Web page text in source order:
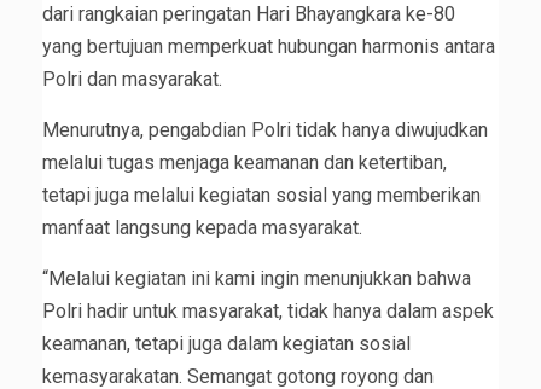
dari rangkaian peringatan Hari Bhayangkara ke-80
yang bertujuan memperkuat hubungan harmonis antara
Polri dan masyarakat.
Menurutnya, pengabdian Polri tidak hanya diwujudkan
melalui tugas menjaga keamanan dan ketertiban,
tetapi juga melalui kegiatan sosial yang memberikan
manfaat langsung kepada masyarakat.
“Melalui kegiatan ini kami ingin menunjukkan bahwa
Polri hadir untuk masyarakat, tidak hanya dalam aspek
keamanan, tetapi juga dalam kegiatan sosial
kemasyarakatan. Semangat gotong royong dan